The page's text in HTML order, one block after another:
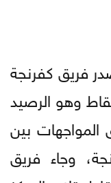
فريق كفرنجة
الترتيب العام برصيد 8 نقاط وهو الرصيد
المواجهات بين
وجاء فريق